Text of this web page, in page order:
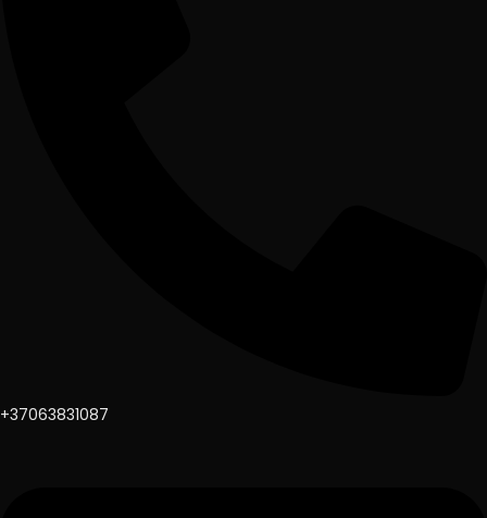
+37063831087